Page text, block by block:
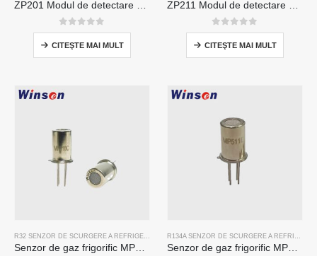
0din 5
CITEŞTE MAI MULT
0din 5
CITEŞTE MAI MULT
R32 SENZOR DE SCURGERE A REFRIGERANTULUI ,R134A SENZOR DE SCURGERE A
Senzor de gaz frigorific MP510C | Detectarea scurgerilor Freon de înaltă sensibilitate pentru R32, R134A, R410A, R290
R134A SENZOR DE SCURGERE A REFRIGERANTULUI
Senzor de gaz frigorific MP511d-senzor pe bază de semiconductor pentru detectarea scurgerilor de refrigerare